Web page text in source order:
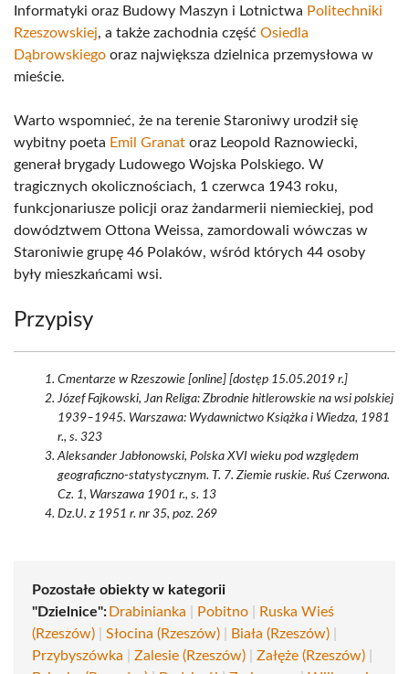
Informatyki oraz Budowy Maszyn i Lotnictwa Politechniki
Rzeszowskiej, a także zachodnia część Osiedla
Dąbrowskiego oraz największa dzielnica przemysłowa w
mieście.
Warto wspomnieć, że na terenie Staroniwy urodził się
wybitny poeta Emil Granat oraz Leopold Raznowiecki,
generał brygady Ludowego Wojska Polskiego. W
tragicznych okolicznościach, 1 czerwca 1943 roku,
funkcjonariusze policji oraz żandarmerii niemieckiej, pod
dowództwem Ottona Weissa, zamordowali wówczas w
Staroniwie grupę 46 Polaków, wśród których 44 osoby
były mieszkańcami wsi.
Przypisy
Cmentarze w Rzeszowie [online] [dostęp 15.05.2019 r.]
Józef Fajkowski, Jan Religa: Zbrodnie hitlerowskie na wsi polskiej
1939–1945. Warszawa: Wydawnictwo Książka i Wiedza, 1981
r., s. 323
Aleksander Jabłonowski, Polska XVI wieku pod względem
geograficzno-statystycznym. T. 7. Ziemie ruskie. Ruś Czerwona.
Cz. 1, Warszawa 1901 r., s. 13
Dz.U. z 1951 r. nr 35, poz. 269
Pozostałe obiekty w kategorii
"Dzielnice": Drabinianka Pobitno
Ruska Wieś
(Rzeszów)
Słocina (Rzeszów) Biała (Rzeszów)
Przybyszówka
Zalesie (Rzeszów) Załęże (Rzeszów)